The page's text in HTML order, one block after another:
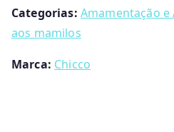
g
h
7
Categorias: Amamentação
aos mamilos
Marca: Chicco